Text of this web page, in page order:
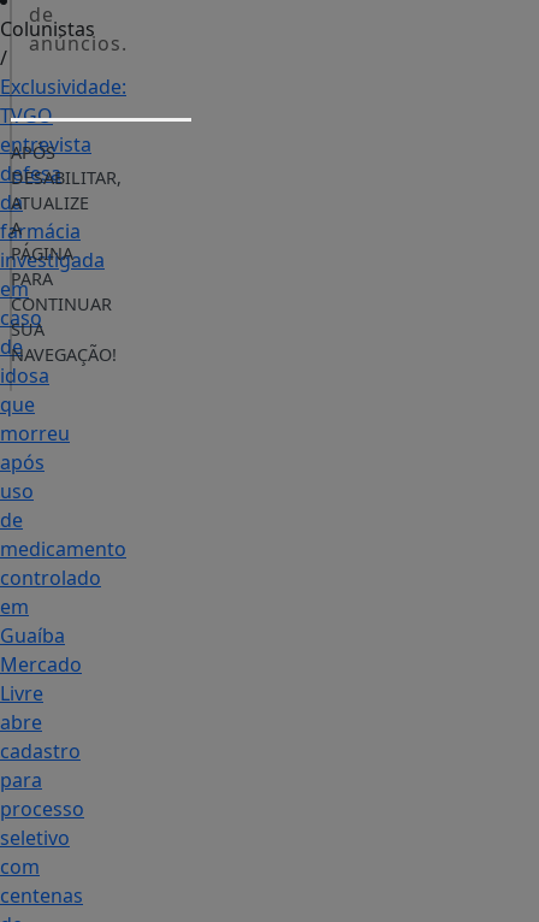
Colunistas
/
Exclusividade:
TVGO
entrevista
defesa
da
farmácia
investigada
em
caso
de
idosa
que
morreu
após
uso
de
medicamento
controlado
em
Guaíba
Mercado
Livre
abre
cadastro
para
processo
seletivo
com
centenas
de
anúncios.
APÓS
DESABILITAR,
ATUALIZE
A
PÁGINA
PARA
CONTINUAR
SUA
NAVEGAÇÃO!